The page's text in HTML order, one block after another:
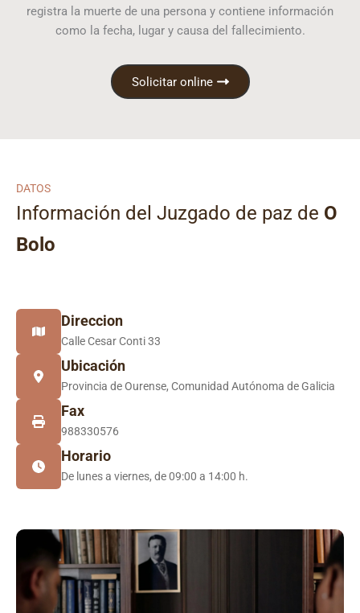
registra la muerte de una persona y contiene información
como la fecha, lugar y causa del fallecimiento.
Solicitar online
DATOS
Información del Juzgado de paz de O
Bolo
Direccion
Calle Cesar Conti 33
Ubicación
Provincia de Ourense, Comunidad Autónoma de Galicia
Fax
988330576
Horario
De lunes a viernes, de 09:00 a 14:00 h.